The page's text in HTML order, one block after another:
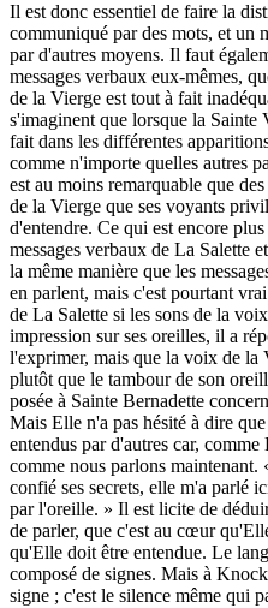
Il est donc essentiel de faire la
communiqué par des mots, et un
par d'autres moyens. Il faut
messages verbaux eux-mêmes,
de la Vierge est tout à fait
s'imaginent que lorsque la Sainte
fait dans les différentes
comme n'importe quelles autres
est au moins remarquable que
de la Vierge que ses voyants
d'entendre. Ce qui est encore
messages verbaux de La Salette
la même manière que les
en parlent, mais c'est pourtant
de La Salette si les sons de la
impression sur ses oreilles, il a
l'exprimer, mais que la voix de
plutôt que le tambour de son
posée à Sainte Bernadette
Mais Elle n'a pas hésité à dire
entendus par d'autres car,
comme nous parlons
confié ses secrets, elle m'a parlé
par l'oreille. » Il est licite de
de parler, que c'est au cœur
qu'Elle doit être entendue. Le
composé de signes. Mais à
signe ; c'est le silence même qui